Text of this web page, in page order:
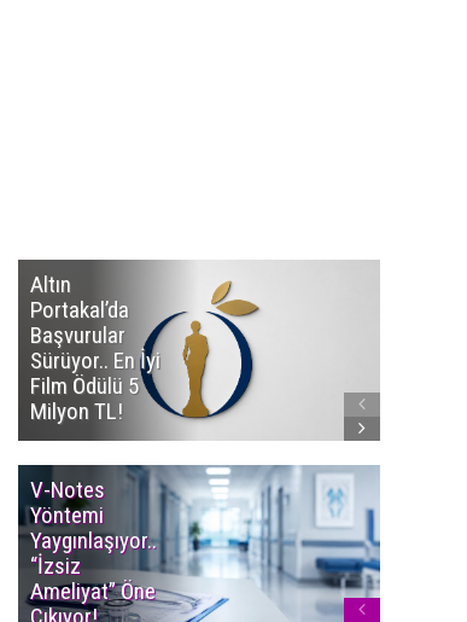
Altın
Portakal’da
Başvurular
Sürüyor.. En İyi
Film Ödülü 5
Milyon TL!
V-Notes
Yöntemi
Yaygınlaşıyor..
“İzsiz
Ameliyat” Öne